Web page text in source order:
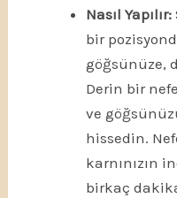
Nasıl Yapılır:
bir
göğsünüze,
Derin bir
ve
hissedin.
karnınızın
birkaç